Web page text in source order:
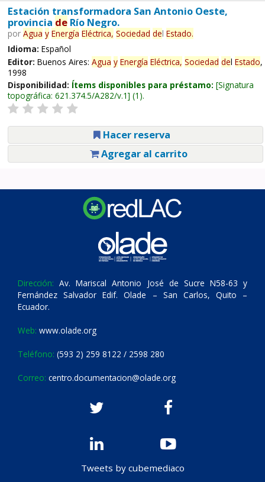
Estación transformadora San Antonio Oeste,
provincia deRío Negro.
por Agua y Energía Eléctrica, Sociedad del Estado.
Idioma: Español
Editor: Buenos Aires: Agua y Energía Eléctrica, Sociedad del Estado,
1998
Disponibilidad: Ítems disponibles para préstamo: Signatura
topográfica: 621.374.5/A282/v.1 (1).
Hacer reserva
Agregar al carrito
Dirección: Av. Mariscal Antonio José de Sucre N58-63 y
Fernández Salvador Edif. Olade – San Carlos, Quito –
Ecuador.
Web: www.olade.org
Teléfono: (593 2) 259 8122 / 2598 280
Correo: centro.documentacion@olade.org
Tweets by cubemediaco